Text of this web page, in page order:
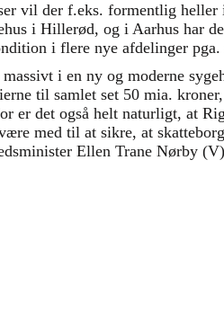
vil der f.eks. formentlig
i Hillerød, og i Aarhus har
i flere nye afdelinger pga.
i en ny og moderne
til samlet set 50 mia.
er det også helt naturligt, at
med til at sikre, at
Ellen Trane Nørby